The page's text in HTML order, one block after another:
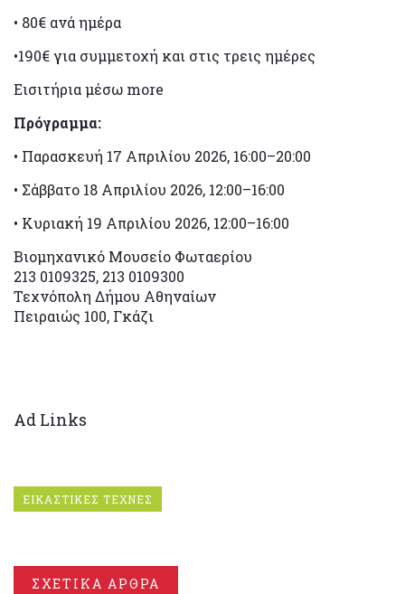
• 80€ ανά ημέρα
•190€ για συμμετοχή και στις τρεις ημέρες
Εισιτήρια μέσω more
Πρόγραμμα:
• Παρασκευή 17 Απριλίου 2026, 16:00–20:00
• Σάββατο 18 Απριλίου 2026, 12:00–16:00
• Κυριακή 19 Απριλίου 2026, 12:00–16:00
Βιομηχανικό Μουσείο Φωταερίου
213 0109325, 213 0109300
Τεχνόπολη Δήμου Αθηναίων
Πειραιώς 100, Γκάζι
Ad Links
ΕΙΚΑΣΤΙΚΕΣ ΤΕΧΝΕΣ
ΣΧΕΤΙΚΑ ΑΡΘΡΑ